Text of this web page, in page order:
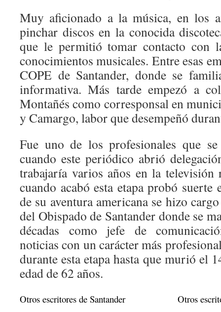
Muy aficionado a la música, en los
pinchar discos en la conocida
que le permitió tomar contacto con
conocimientos musicales. Entre esas
COPE de Santander, donde se
informativa. Más tarde empezó a
Montañés como corresponsal en
y Camargo, labor que desempeñó
Fue uno de los profesionales que
cuando este periódico abrió
trabajaría varios años en la televisión
cuando acabó esta etapa probó
de su aventura americana se hizo
del Obispado de Santander donde se
décadas como jefe de
noticias con un carácter más
durante esta etapa hasta que murió el
edad de 62 años.
Otros escritores de Santander Otros